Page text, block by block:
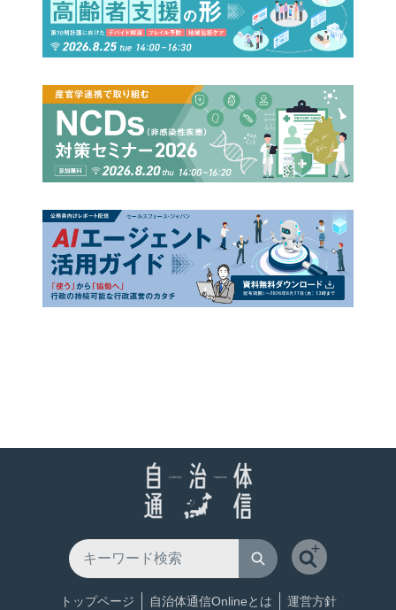
トップページ 自治体通信Onlineとは 運営方針